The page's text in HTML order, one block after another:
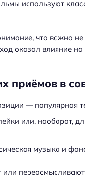
используют
что важна
оказал влияние
приёмов в
— популярная
или, наоборот,
музыка и